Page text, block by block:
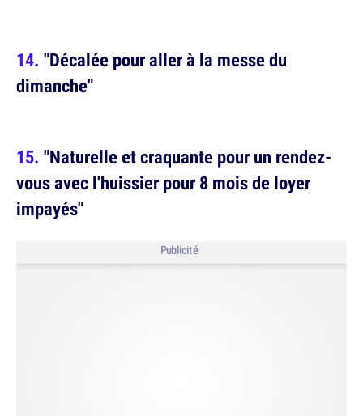
"Décalée pour aller à la messe du
dimanche"
"Naturelle et craquante pour un rendez-
vous avec l'huissier pour 8 mois de loyer
impayés"
Publicité